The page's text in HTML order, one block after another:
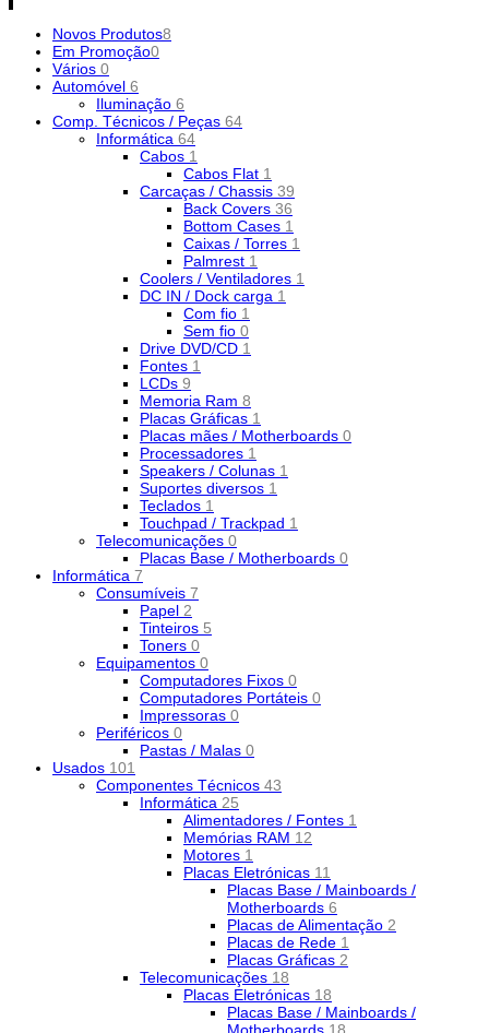
Novos Produtos8
Em Promoção0
Vários 0
Automóvel 6
Iluminação 6
Comp. Técnicos / Peças 64
Informática 64
Cabos 1
Cabos Flat 1
Carcaças / Chassis 39
Back Covers 36
Bottom Cases 1
Caixas / Torres 1
Palmrest 1
Coolers / Ventiladores 1
DC IN / Dock carga 1
Com fio 1
Sem fio 0
Drive DVD/CD 1
Fontes 1
LCDs 9
Memoria Ram 8
Placas Gráficas 1
Placas mães / Motherboards 0
Processadores 1
Speakers / Colunas 1
Suportes diversos 1
Teclados 1
Touchpad / Trackpad 1
Telecomunicações 0
Placas Base / Motherboards 0
Informática 7
Consumíveis 7
Papel 2
Tinteiros 5
Toners 0
Equipamentos 0
Computadores Fixos 0
Computadores Portáteis 0
Impressoras 0
Periféricos 0
Pastas / Malas 0
Usados 101
Componentes Técnicos 43
Informática 25
Alimentadores / Fontes 1
Memórias RAM 12
Motores 1
Placas Eletrónicas 11
Placas Base / Mainboards /
Motherboards 6
Placas de Alimentação 2
Placas de Rede 1
Placas Gráficas 2
Telecomunicações 18
Placas Eletrónicas 18
Placas Base / Mainboards /
Motherboards 18